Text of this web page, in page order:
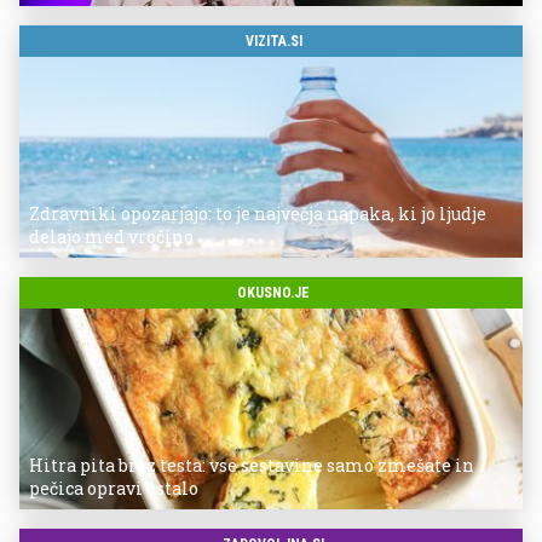
VIZITA.SI
Zdravniki opozarjajo: to je največja napaka, ki jo ljudje
delajo med vročino
OKUSNO.JE
Hitra pita brez testa: vse sestavine samo zmešate in
pečica opravi ostalo